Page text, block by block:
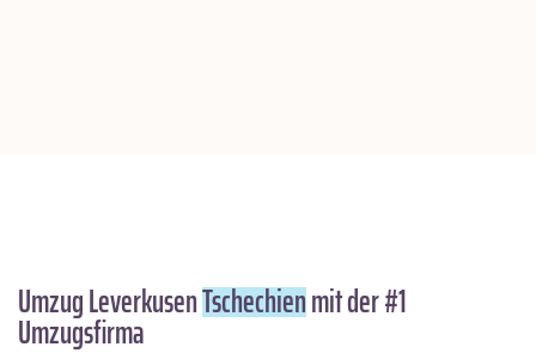
Umzug LeverkusenTschechienmit der #1
Umzugsfirma